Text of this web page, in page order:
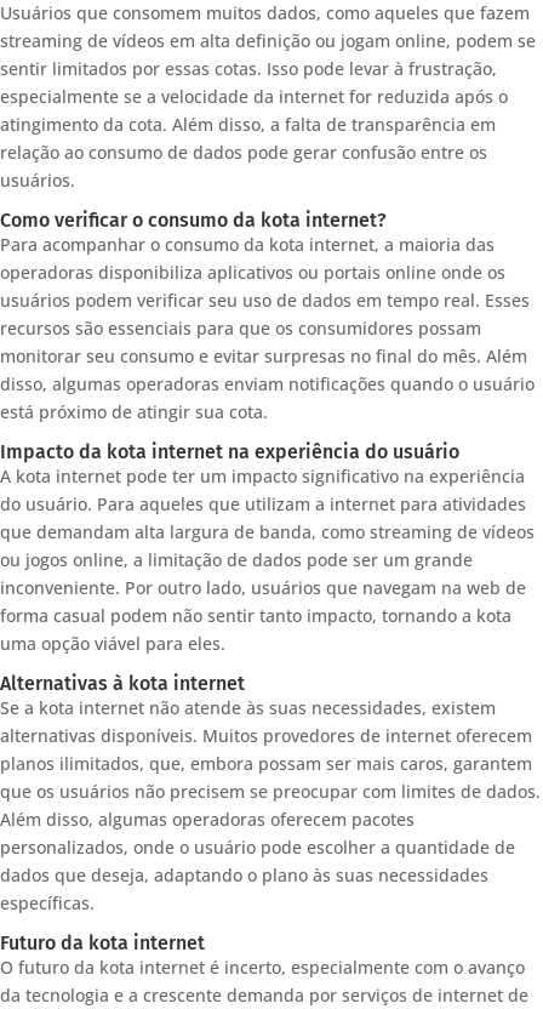
Usuários que consomem muitos dados, como aqueles que fazem
streaming de vídeos em alta definição ou jogam online, podem se
sentir limitados por essas cotas. Isso pode levar à frustração,
especialmente se a velocidade da internet for reduzida após o
atingimento da cota. Além disso, a falta de transparência em
relação ao consumo de dados pode gerar confusão entre os
usuários.
Como verificar o consumo da kota internet?
Para acompanhar o consumo da kota internet, a maioria das
operadoras disponibiliza aplicativos ou portais online onde os
usuários podem verificar seu uso de dados em tempo real. Esses
recursos são essenciais para que os consumidores possam
monitorar seu consumo e evitar surpresas no final do mês. Além
disso, algumas operadoras enviam notificações quando o usuário
está próximo de atingir sua cota.
Impacto da kota internet na experiência do usuário
A kota internet pode ter um impacto significativo na experiência
do usuário. Para aqueles que utilizam a internet para atividades
que demandam alta largura de banda, como streaming de vídeos
ou jogos online, a limitação de dados pode ser um grande
inconveniente. Por outro lado, usuários que navegam na web de
forma casual podem não sentir tanto impacto, tornando a kota
uma opção viável para eles.
Alternativas à kota internet
Se a kota internet não atende às suas necessidades, existem
alternativas disponíveis. Muitos provedores de internet oferecem
planos ilimitados, que, embora possam ser mais caros, garantem
que os usuários não precisem se preocupar com limites de dados.
Além disso, algumas operadoras oferecem pacotes
personalizados, onde o usuário pode escolher a quantidade de
dados que deseja, adaptando o plano às suas necessidades
específicas.
Futuro da kota internet
O futuro da kota internet é incerto, especialmente com o avanço
da tecnologia e a crescente demanda por serviços de internet de